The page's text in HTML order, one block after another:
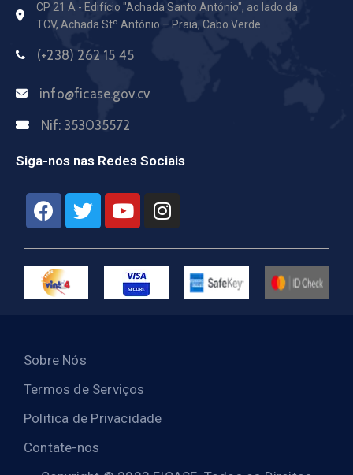
CP 21 A - Edifício "Achada Santo António", ao lado da
TCV, Achada Stº António – Praia, Cabo Verde
(+238) 262 15 45
info@ficase.gov.cv
Nif: 353035572
Siga-nos nas Redes Sociais
Sobre Nós
Termos de Serviços
Politica de Privacidade
Contate-nos